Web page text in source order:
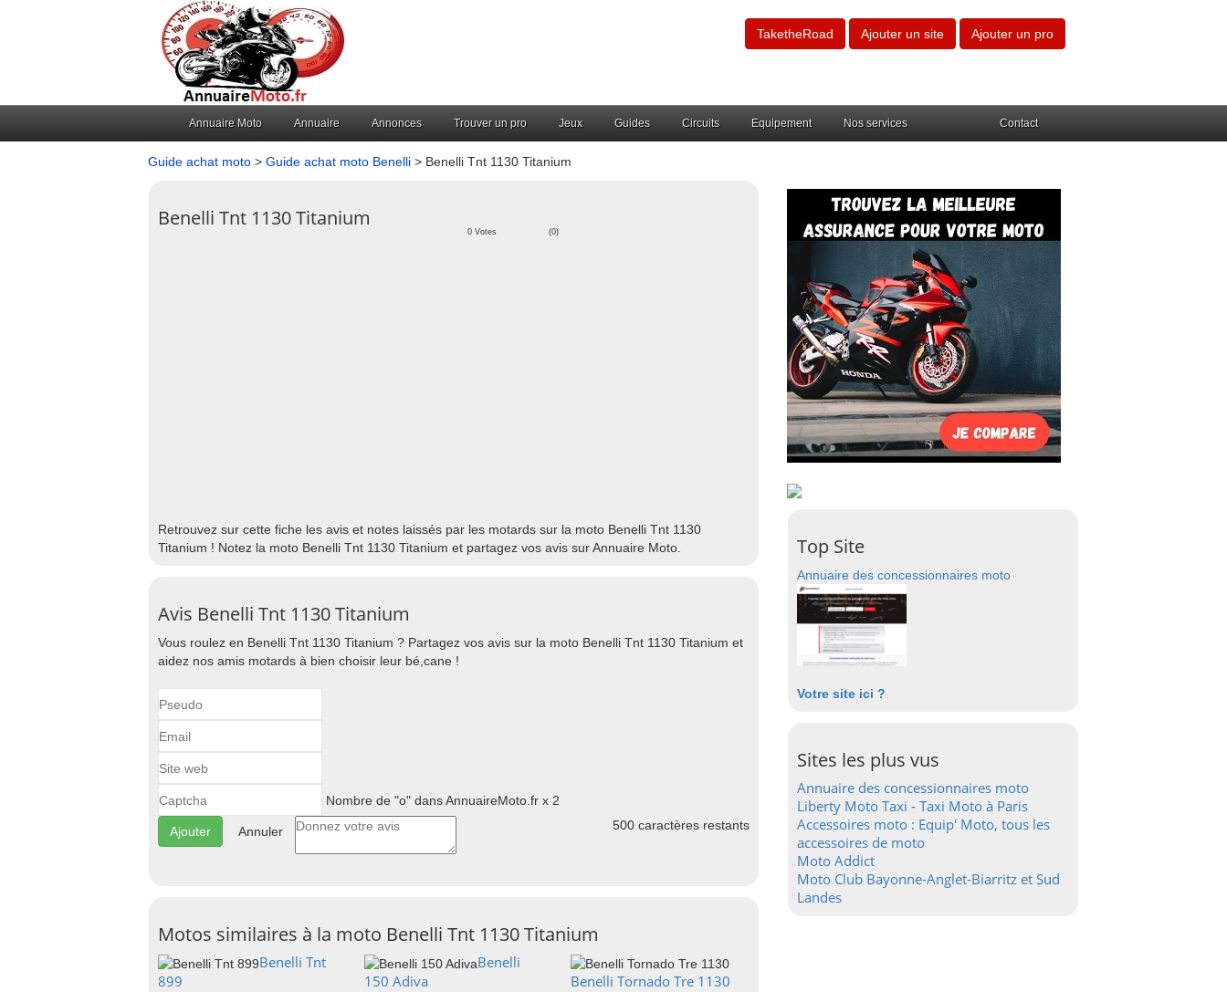
TaketheRoad Ajouter un site Ajouter un pro
Annuaire Moto Annuaire Annonces Trouver un pro Jeux Guides Circuits Equipement Nos services Contact
Guide achat moto > Guide achat moto Benelli > Benelli Tnt 1130 Titanium
Benelli Tnt 1130 Titanium
0 Votes (0)
Retrouvez sur cette fiche les avis et notes laissés par les motards sur la moto Benelli Tnt 1130
Titanium ! Notez la moto Benelli Tnt 1130 Titanium et partagez vos avis sur Annuaire Moto.
Avis Benelli Tnt 1130 Titanium
Vous roulez en Benelli Tnt 1130 Titanium ? Partagez vos avis sur la moto Benelli Tnt 1130 Titanium et
aidez nos amis motards à bien choisir leur bé,cane !
Nombre de "o" dans AnnuaireMoto.fr x 2
Annuler 500 caractères restants
Motos similaires à la moto Benelli Tnt 1130 Titanium
Benelli Tnt
899
Benelli
150 Adiva
Benelli Tornado Tre 1130
Top Site
Annuaire des concessionnaires moto
Votre site ici ?
Sites les plus vus
Annuaire des concessionnaires moto
Liberty Moto Taxi - Taxi Moto à Paris
Accessoires moto : Equip' Moto, tous les
accessoires de moto
Moto Addict
Moto Club Bayonne-Anglet-Biarritz et Sud
Landes